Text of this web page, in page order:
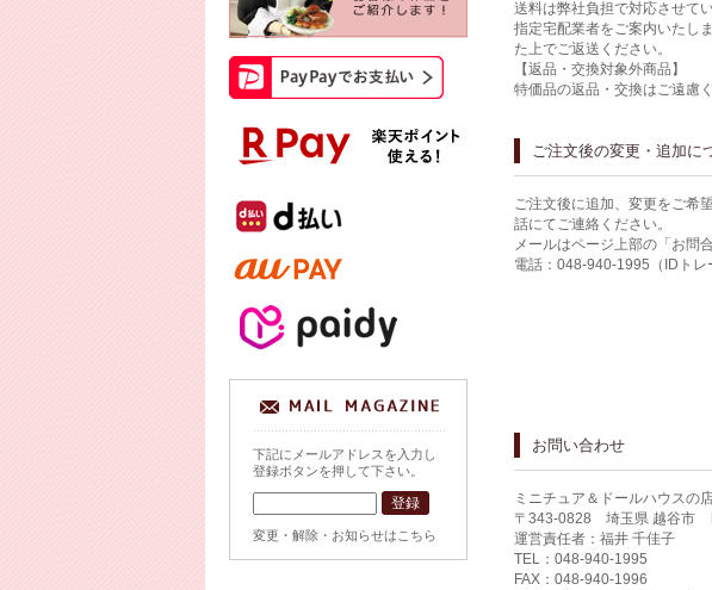
送料は弊社負担で対応させて
指定宅配業者をご案内いたし
た上でご返送ください。
【返品・交換対象外商品】
特価品の返品・交換はご遠慮く
ご注文後の変更・追加に
ご注文後に追加、変更をご希
話にてご連絡ください。
メールはページ上部の「お問
電話：048-940-1995（IDトレ
お問い合わせ
ミニチュア＆ドールハウス
〒343-0828 埼玉県 越谷市
運営責任者：福井 千佳子
TEL：048-940-1995
FAX：048-940-1996
下記にメールアドレスを入力し
登録ボタンを押して下さい。
変更・解除・お知らせはこちら